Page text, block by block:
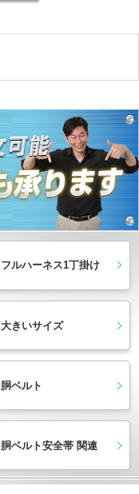
フルハーネス1丁掛け
大きいサイズ
胴ベルト
胴ベルト安全帯 関連